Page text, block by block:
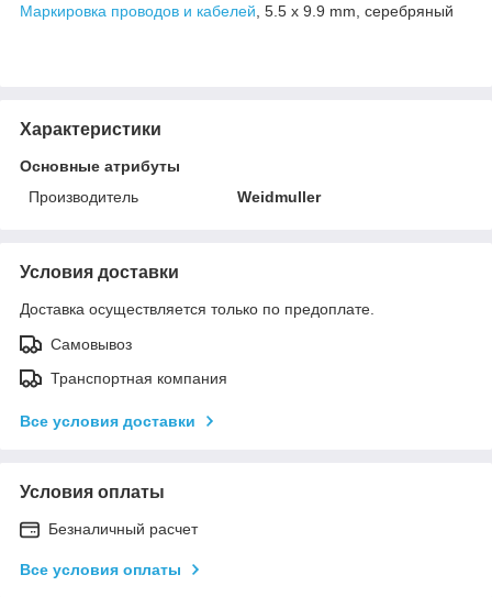
Маркировка проводов и кабелей , 5.5 x 9.9 mm, серебряный
Характеристики
Основные атрибуты
Производитель
Weidmuller
Условия доставки
Доставка осуществляется только по предоплате.
Самовывоз
Транспортная компания
Все условия доставки
Условия оплаты
Безналичный расчет
Все условия оплаты